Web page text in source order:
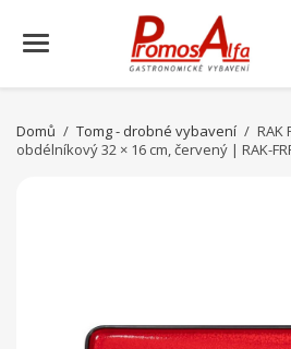
Domů Tomg - drobné vybavení
RAK
obdélníkový 32 × 16 cm, červený | RAK-